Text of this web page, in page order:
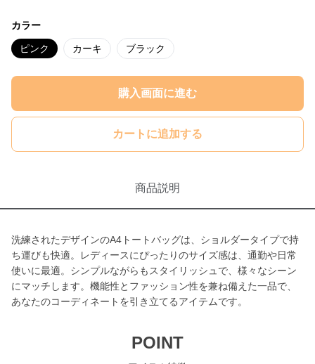
カラー
ピンク カーキ ブラック
購入画面に進む
カートに追加する
商品説明
洗練されたデザインのA4トートバッグは、ショルダータイプで持
ち運びも快適。レディースにぴったりのサイズ感は、通勤や日常
使いに最適。シンプルながらもスタイリッシュで、様々なシーン
にマッチします。機能性とファッション性を兼ね備えた一品で、
あなたのコーディネートを引き立てるアイテムです。
POINT